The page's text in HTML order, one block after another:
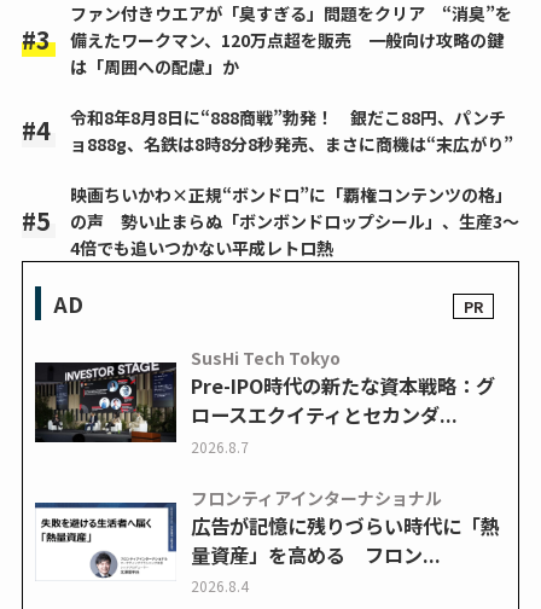
ファン付きウエアが「臭すぎる」問題をクリア “消臭”を
備えたワークマン、120万点超を販売 一般向け攻略の鍵
は「周囲への配慮」か
令和8年8月8日に“888商戦”勃発！ 銀だこ88円、パンチ
ョ888g、名鉄は8時8分8秒発売、まさに商機は“末広がり”
映画ちいかわ×正規“ボンドロ”に「覇権コンテンツの格」
の声 勢い止まらぬ「ボンボンドロップシール」、生産3～
4倍でも追いつかない平成レトロ熱
AD
SusHi Tech Tokyo
Pre-IPO時代の新たな資本戦略：グ
ロースエクイティとセカンダ...
2026.8.7
フロンティアインターナショナル
広告が記憶に残りづらい時代に「熱
量資産」を高める フロン...
2026.8.4